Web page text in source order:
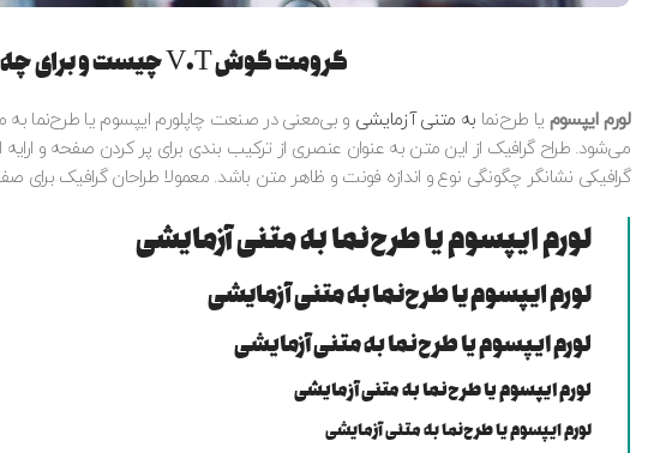
گرومت گوش V.T چیست و برای چه بیمارانی استفاده می‌شود؟
لورم ایپسوم یا طرح‌نما به متنی آزمایشی و بی‌معنی در صنعت چاپلورم ایپسوم یا طرح‌نما
می‌شود. طراح گرافیک از این متن به عنوان عنصری از ترکیب بندی برای پر کردن صفحه و
گرافیکی نشانگر چگونگی نوع و اندازه فونت و ظاهر متن باشد. معمولا طراحان گرافیک برای
لورم ایپسوم یا طرح‌نما به متنی آزمایشی
لورم ایپسوم یا طرح‌نما به متنی آزمایشی
لورم ایپسوم یا طرح‌نما به متنی آزمایشی
لورم ایپسوم یا طرح‌نما به متنی آزمایشی
لورم ایپسوم یا طرح‌نما به متنی آزمایشی